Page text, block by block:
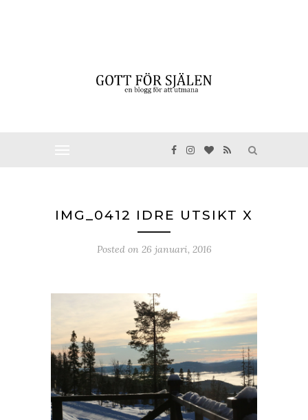
IMG_0412 IDRE UTSIKT X
Posted on 26 januari, 2016